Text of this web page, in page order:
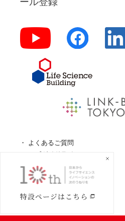
よくあるご質問
ロゴガイドライン
特定商取引法に基づく表